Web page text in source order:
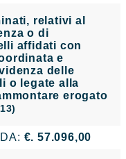
relativi al
o di
affidati con
e
delle
o legate alla
erogato
€. 57.096,00